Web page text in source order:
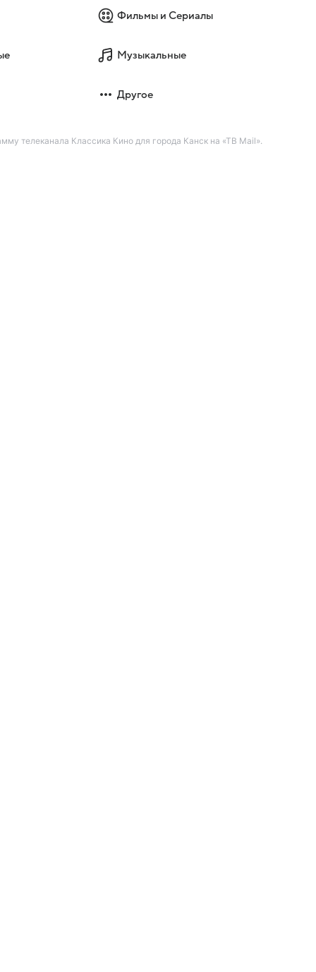
Фильмы и Сериалы
Музыкальные
Другое
телеканала Классика Кино для города Канск на «ТВ Mail».